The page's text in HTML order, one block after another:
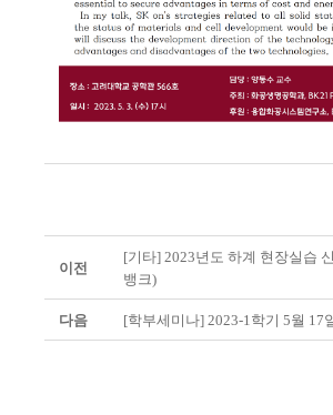
이전
[기타] 2023년도 하계 현장실습
뱅크)
다음 [학부세미나] 2023-1학기 5월 17